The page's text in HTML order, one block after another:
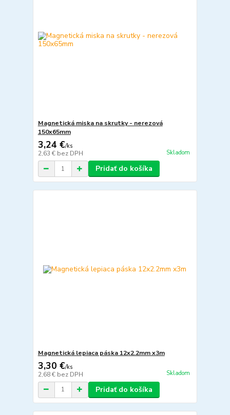
Magnetická miska na skrutky - nerezová
150x65mm
3,24 €/ks
2,63 € bez DPH Skladom
Pridať do košíka
Magnetická lepiaca páska 12x2.2mm x3m
3,30 €/ks
2,68 € bez DPH Skladom
Pridať do košíka